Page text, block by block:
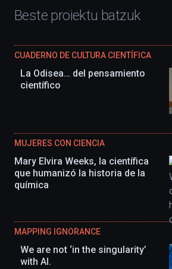
Beste proiektu batzuk
CUADERNO DE CULTURA CIENTÍFICA
La Odisea… del pensamiento
científico
MUJERES CON CIENCIA
Mary Elvira Weeks, la científica
que humanizó la historia de la
química
MAPPING IGNORANCE
We are not ‘in the singularity’
with AI.